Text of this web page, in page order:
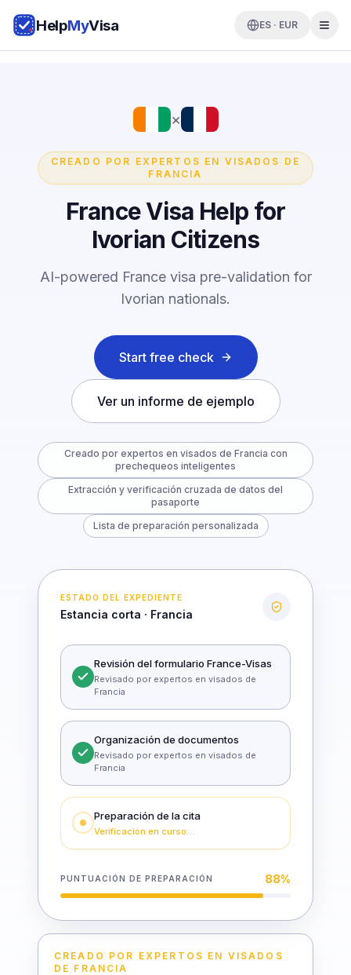
HelpMyVisa ES · EUR
×
CREADO POR EXPERTOS EN VISADOS DE
FRANCIA
France Visa Help for
Ivorian Citizens
AI-powered France visa pre-validation for
Ivorian nationals.
Start free check
Ver un informe de ejemplo
Creado por expertos en visados de Francia con
prechequeos inteligentes
Extracción y verificación cruzada de datos del
pasaporte
Lista de preparación personalizada
ESTADO DEL EXPEDIENTE
Estancia corta · Francia
Revisión del formulario France-Visas
Revisado por expertos en visados de
Francia
Organización de documentos
Revisado por expertos en visados de
Francia
Preparación de la cita
Verificación en curso…
PUNTUACIÓN DE PREPARACIÓN 88%
CREADO POR EXPERTOS EN VISADOS
DE FRANCIA